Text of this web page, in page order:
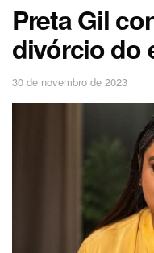
Preta Gil
divórcio do
30 de novembro de 2023